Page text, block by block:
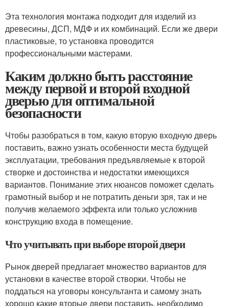
Эта технология монтажа подходит для изделий из
древесины, ДСП, МДФ и их комбинаций. Если же двери
пластиковые, то установка проводится
профессиональными мастерами.
Каким должно быть расстояние
между первой и второй входной
дверью для оптимальной
безопасности
Чтобы разобраться в том, какую вторую входную дверь
поставить, важно узнать особенности места будущей
эксплуатации, требования предъявляемые к второй
створке и достоинства и недостатки имеющихся
вариантов. Понимание этих нюансов поможет сделать
грамотный выбор и не потратить деньги зря, так и не
получив желаемого эффекта или только усложнив
конструкцию входа в помещение.
Что учитывать при выборе второй двери
Рынок дверей предлагает множество вариантов для
установки в качестве второй створки. Чтобы не
поддаться на уговоры консультанта и самому знать
хорошо какие вторые двери поставить, необходимо